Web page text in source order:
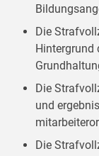
Die
Hintergrund
Die
und
Die